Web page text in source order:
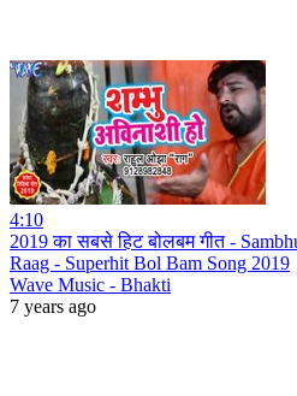
4:10
2019 का सबसे हिट बोलबम गीत -
Raag - Superhit Bol Bam Song 2019
Wave Music - Bhakti
7 years ago